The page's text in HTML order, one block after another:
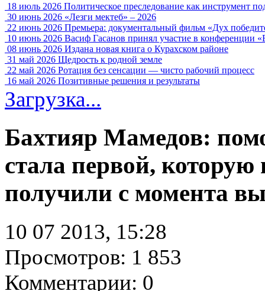
18 июль 2026 Политическое преследование как инструмент
30 июнь 2026 «Лезги мектеб» – 2026
22 июнь 2026 Премьера: документальный фильм «Дух
10 июнь 2026 Васиф Гасанов принял участие в конференции
08 июнь 2026 Издана новая книга о Курахском районе
31 май 2026 Щедрость к родной земле
22 май 2026 Ротация без сенсации — чисто рабочий процесс
16 май 2026 Позитивные решения и результаты
Загрузка...
Бахтияр Мамедов:
стала первой,
получили с момента
10 07 2013, 15:28
Просмотров: 1 853
Комментарии: 0